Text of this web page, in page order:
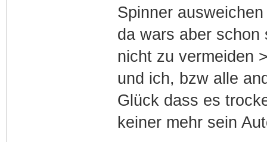
Spinner
da wars aber schon
nicht zu vermeiden
und ich, bzw alle
Glück dass es
keiner mehr sein